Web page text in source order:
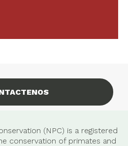
(NPC) is a registered
conservation of primates and